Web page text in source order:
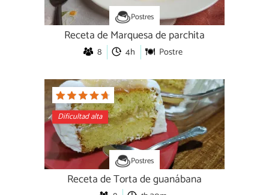
Postres
Receta de Marquesa de parchita
8 4h Postre
Dificultad alta
Postres
Receta de Torta de guanábana